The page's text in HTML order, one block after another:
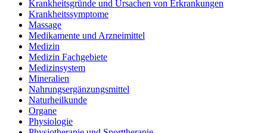
Krankheitsgründe und Ursachen von Erkrankungen
Krankheitssymptome
Massage
Medikamente und Arzneimittel
Medizin
Medizin Fachgebiete
Medizinsystem
Mineralien
Nahrungsergänzungsmittel
Naturheilkunde
Organe
Physiologie